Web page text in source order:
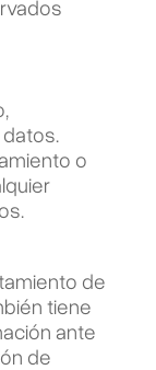
o
de
tiene
ante
de